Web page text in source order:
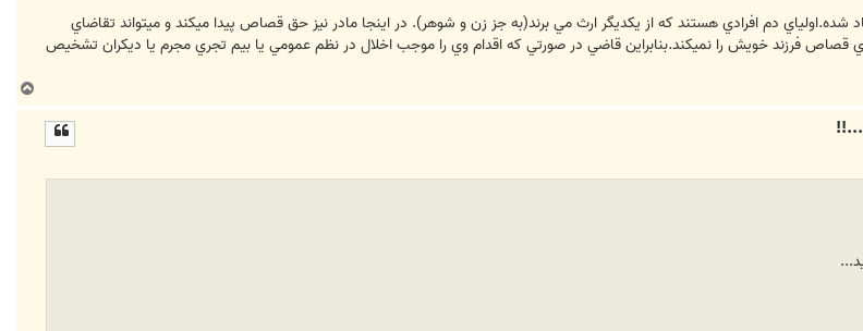
دم افرادي هستند كه از يكديگر ارث مي برند(به جز زن و شوهر). در اينجا مادر نيز حق قصاص پيدا ميكند و ميتواند تقاضاي
فرزند خويش را نميكند.بنابراين قاضي در صورتي كه اقدام وي را موجب اخلال در نظم عمومي يا بيم تجري مجرم يا ديكران تشخيص
ا